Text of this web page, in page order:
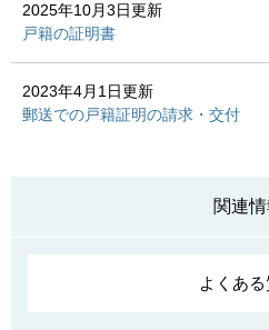
2025年10月3日更新
戸籍の証明書
2023年4月1日更新
郵送での戸籍証明の請求・交付
関連情
よくある